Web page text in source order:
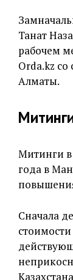
Танат
рабочем
Orda.kz
Алматы.
Митинги в
года в
Сначала
стоимости